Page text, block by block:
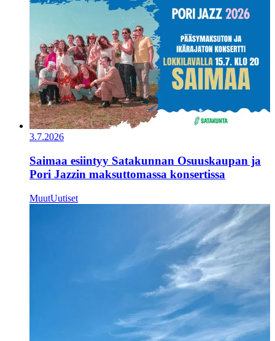
3.7.2026
Saimaa esiintyy Satakunnan Osuuskaupan ja
Pori Jazzin maksuttomassa konsertissa
MuutUutiset